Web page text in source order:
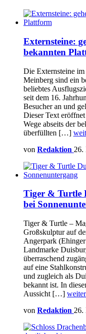
Externsteine:
bekannten
Die Externsteine
Meinberg sind ein
beliebtes
seit dem 16.
Besucher an und
Dieser Text
Wege abseits der
überfüllten […]
von Redaktion 26.
Tiger & Turtle
bei
Tiger & Turtle –
Großskulptur auf
Angerpark
Landmarke
überraschend
auf eine
und zugleich als
bekannt ist. In
Aussicht […]
von Redaktion 26.